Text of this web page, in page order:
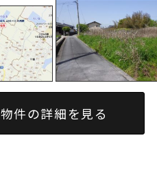
物件の詳細を見る